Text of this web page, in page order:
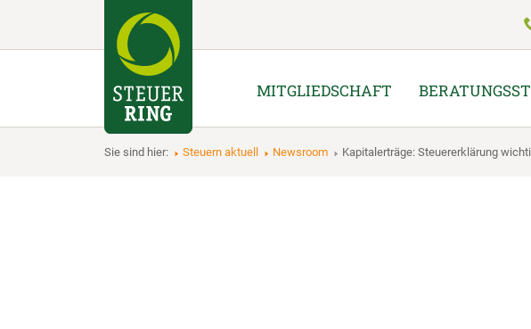
MITGLIEDSCHAFT
Sie sind hier: Steuern aktuell Newsroom Kapitalerträge: Steuererklärung